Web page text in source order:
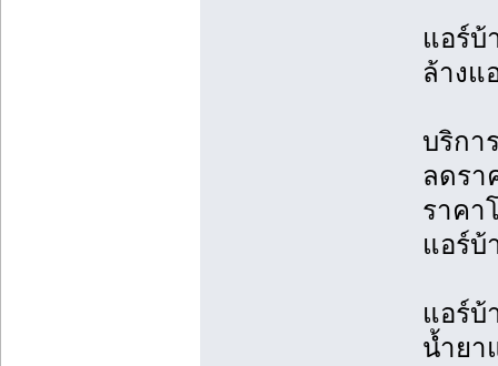
แอร์บ้
ล้างแ
บริกา
ลดรา
ราคา
แอร์บ้
แอร์บ้
น้ำยา